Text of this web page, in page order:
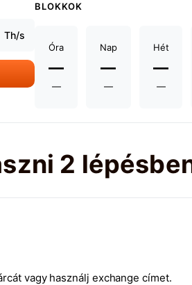
Th/s
BLOKKOK
Óra
—
—
Nap
—
—
Hét
—
—
2
vagy használj exchange címet.